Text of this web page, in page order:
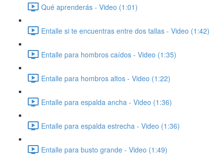
Qué aprenderás - Video (1:01)
Entalle si te encuentras entre dos tallas - Video (1:42)
Entalle para hombros caídos - Video (1:35)
Entalle para hombros altos - Video (1:22)
Entalle para espalda ancha - Video (1:36)
Entalle para espalda estrecha - Video (1:36)
Entalle para busto grande - Video (1:49)